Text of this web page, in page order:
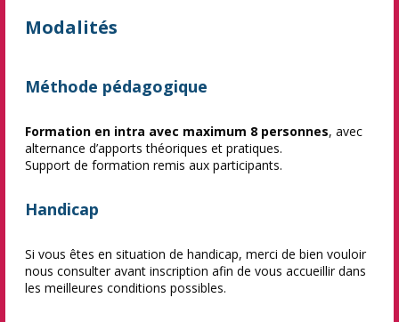
Modalités
Méthode pédagogique
Formation en intra avec maximum 8 personnes, avec
alternance d’apports théoriques et pratiques.
Support de formation remis aux participants.
Handicap
Si vous êtes en situation de handicap, merci de bien vouloir
nous consulter avant inscription afin de vous accueillir dans
les meilleures conditions possibles.